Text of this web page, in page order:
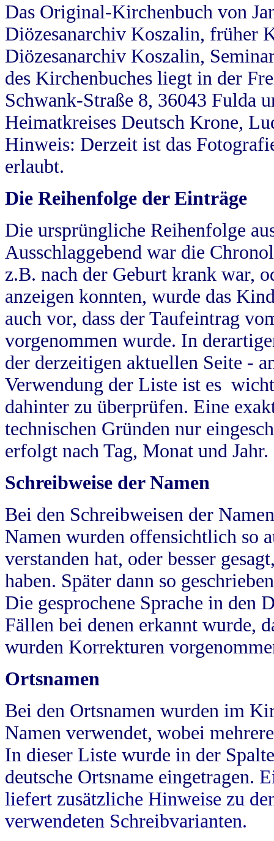
Das Original-Kirchenbuch von
Diözesanarchiv Koszalin, früher
Diözesanarchiv Koszalin,
des Kirchenbuches liegt in der
Schwank-Straße 8, 36043 Fulda
Heimatkreises Deutsch Krone,
Hinweis: Derzeit ist das
erlaubt.
Die Reihenfolge der Einträge
Die ursprüngliche Reihenfolge
Ausschlaggebend war die
z.B. nach der Geburt krank war,
anzeigen konnten, wurde das
auch vor, dass der Taufeintrag
vorgenommen wurde. In
der derzeitigen aktuellen Seite -
Verwendung der Liste ist es
dahinter zu überprüfen. Eine
technischen Gründen nur
erfolgt nach Tag, Monat und Jahr.
Schreibweise der Namen
Bei den Schreibweisen der
Namen wurden offensichtlich so
verstanden hat, oder besser
haben. Später dann so
Die gesprochene Sprache in
Fällen bei denen erkannt wurde,
wurden Korrekturen
Ortsnamen
Bei den Ortsnamen wurden im
Namen verwendet, wobei
In dieser Liste wurde in der
deutsche Ortsname eingetragen.
liefert zusätzliche Hinweise zu
verwendeten Schreibvarianten.